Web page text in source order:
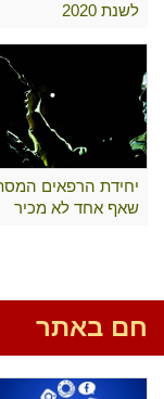
לשנת 2020
יחידת הרפאים
שאף אחד לא מכיר
חם באתר